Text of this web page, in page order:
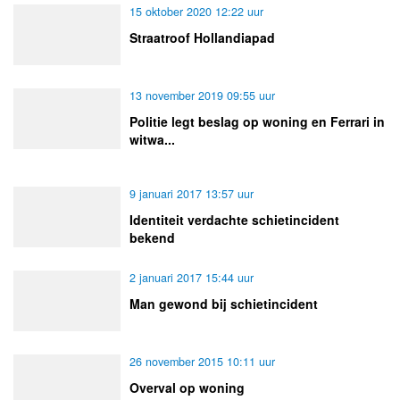
15 oktober 2020 12:22 uur
Straatroof Hollandiapad
13 november 2019 09:55 uur
Politie legt beslag op woning en Ferrari in
witwa...
9 januari 2017 13:57 uur
Identiteit verdachte schietincident
bekend
2 januari 2017 15:44 uur
Man gewond bij schietincident
26 november 2015 10:11 uur
Overval op woning